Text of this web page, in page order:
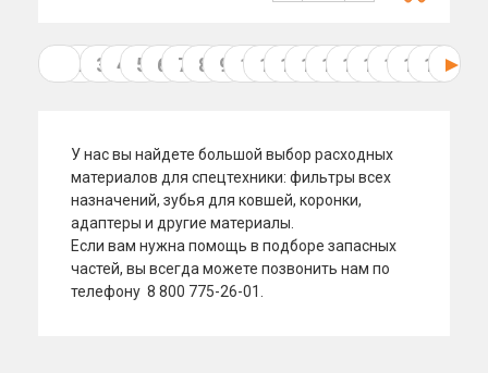
2 3 4 5 6 7 8 9 10 11 12 13 14 15 16 17 18 19
У нас вы найдете большой выбор расходных
материалов для спецтехники: фильтры всех
назначений, зубья для ковшей, коронки,
адаптеры и другие материалы.
Если вам нужна помощь в подборе запасных
частей, вы всегда можете позвонить нам по
телефону 8 800 775-26-01.